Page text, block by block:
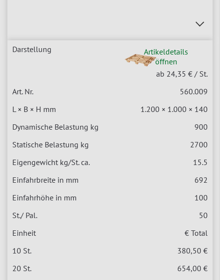
Artikeldetails
öffnen
ab 24,35 € / St.
560.009
1.200 × 1.000 × 140
900
2700
15.5
692
100
50
€ Total
380,50 €
654,00 €